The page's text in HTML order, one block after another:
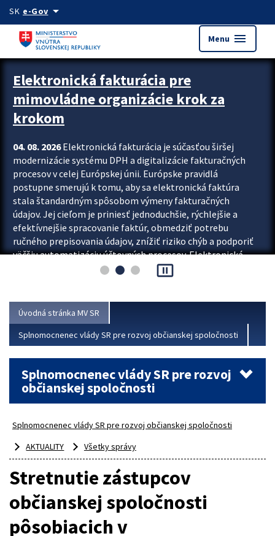
Preskocit na hlavný obsah
SK e-Govarrow_drop_down
Menu menu
Zastavit automatický posun upútavok
Elektronická fakturácia pre
mimovládne organizácie krok za
krokom
04. 08. 2026Elektronická fakturácia je súčasťou širšej
modernizácie systému DPH a digitalizácie fakturačných
procesov v celej Európskej únii. Európske pravidlá
postupne smerujú k tomu, aby sa elektronická faktúra
stala štandardným spôsobom výmeny fakturačných
údajov. Jej cieľom je priniesť jednoduchšie, rýchlejšie a
efektívnejšie spracovanie faktúr, obmedziť potrebu
ručného prepisovania údajov, znížiť riziko chýb a podporiť
väčšiu automatizáciu účtovných procesov. Elektronická
fakturácia preto nepredstavuje...
pause_presentation
Úvodná stránka MV SR
Splnomocnenec vlády SR pre rozvoj občianskej spoločnosti
Splnomocnenec vlády SR pre rozvoj
občianskej spoločnosti
Splnomocnenec vlády SR pre rozvoj občianskej spoločnosti
AKTUALITY
Všetky správy
Stretnutie zástupcov
občianskej spoločnosti
pôsobiacich v